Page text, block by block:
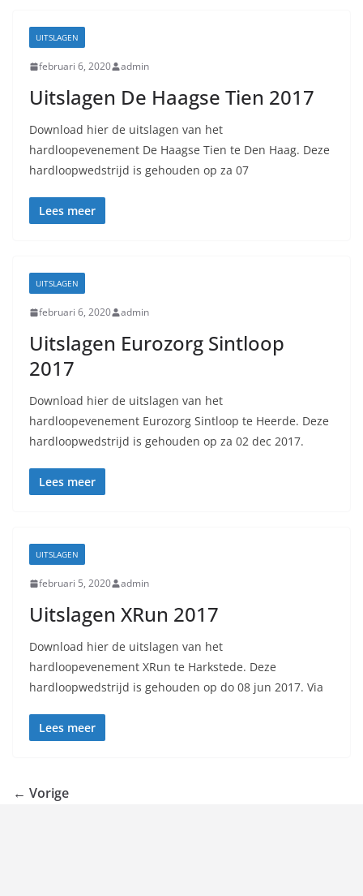
UITSLAGEN
februari 6, 2020 admin
Uitslagen De Haagse Tien 2017
Download hier de uitslagen van het
hardloopevenement De Haagse Tien te Den Haag. Deze
hardloopwedstrijd is gehouden op za 07
Lees meer
UITSLAGEN
februari 6, 2020 admin
Uitslagen Eurozorg Sintloop
2017
Download hier de uitslagen van het
hardloopevenement Eurozorg Sintloop te Heerde. Deze
hardloopwedstrijd is gehouden op za 02 dec 2017.
Lees meer
UITSLAGEN
februari 5, 2020 admin
Uitslagen XRun 2017
Download hier de uitslagen van het
hardloopevenement XRun te Harkstede. Deze
hardloopwedstrijd is gehouden op do 08 jun 2017. Via
Lees meer
← Vorige